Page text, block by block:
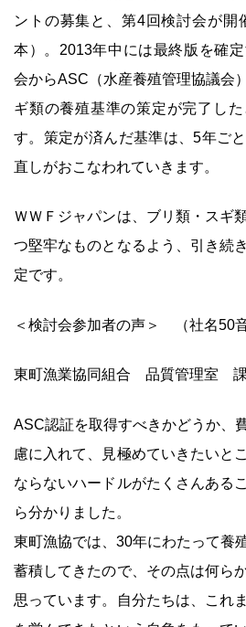
ントの募集と、第4回検討会が開
本）。2013年中には最終版を確
会からASC（水産養殖管理協議会
ギ類の養殖基準の策定が完了し
す。策定が済んだ基準は、5年ご
直しがおこなわれていきます。
ＷＷＦジャパンは、ブリ類・スギ
つ堅牢なものとなるよう、引き続
定です。
＜検討会参加者の声＞ （社名50音
東町漁業協同組合 品質管理室
ASC認証を取得すべきかどうか、
慮に入れて、見極めていきたいと
ならないハードルがたくさんある
ら分かりました。
東町漁協では、30年にわたって養
蓄積してきたので、その点は何ら
思っています。自分たちは、これ